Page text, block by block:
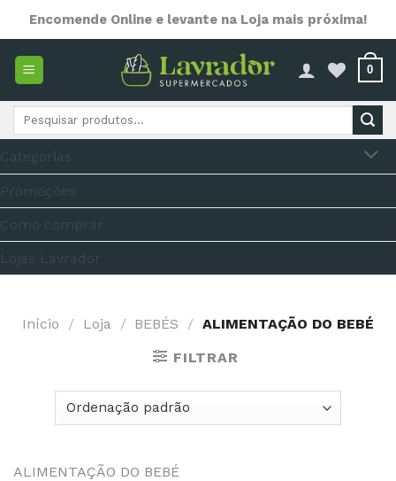
content
Encomende Online e levante na Loja mais próxima!
0
Pesquisar
Início / Loja / BEBÉS / ALIMENTAÇÃO DO BEBÉ
FILTRAR
ALIMENTAÇÃO DO BEBÉ